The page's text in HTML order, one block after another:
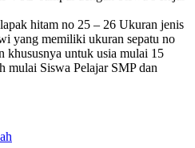
hitam no 25 – 26 Ukuran jenis
yang memiliki ukuran sepatu no
khususnya untuk usia mulai 15
mulai Siswa Pelajar SMP dan